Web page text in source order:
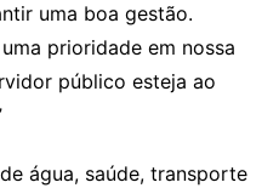
uma boa gestão.
prioridade em nossa
público esteja ao
água, saúde, transporte